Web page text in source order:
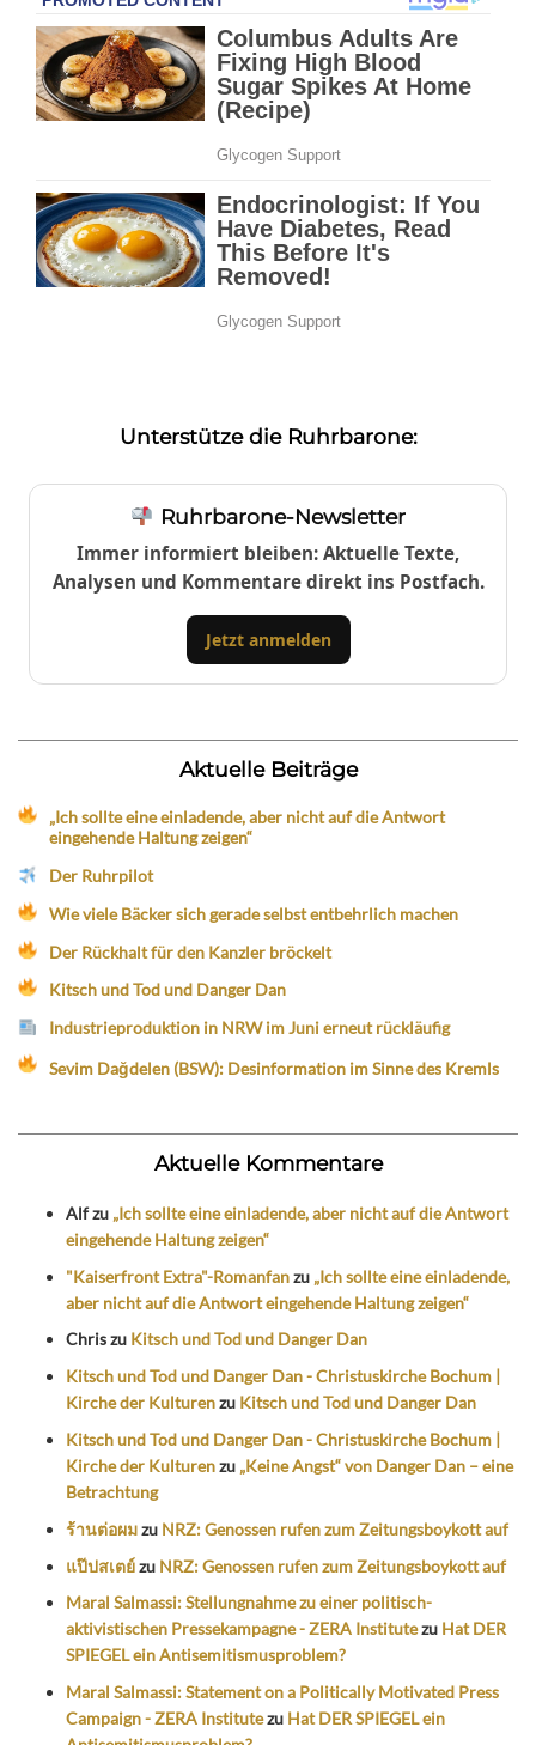
Unterstütze die Ruhrbarone:
Ruhrbarone-Newsletter
Immer informiert bleiben: Aktuelle Texte,
Analysen und Kommentare direkt ins Postfach.
Jetzt anmelden
Aktuelle Beiträge
„Ich sollte eine einladende, aber nicht auf die Antwort
eingehende Haltung zeigen“
Der Ruhrpilot
Wie viele Bäcker sich gerade selbst entbehrlich machen
Der Rückhalt für den Kanzler bröckelt
Kitsch und Tod und Danger Dan
Industrieproduktion in NRW im Juni erneut rückläufig
Sevim Dağdelen (BSW): Desinformation im Sinne des Kremls
Aktuelle Kommentare
Alfzu „Ich sollte eine einladende, aber nicht auf die Antwort
eingehende Haltung zeigen“
"Kaiserfront Extra"-Romanfanzu „Ich sollte eine einladende,
aber nicht auf die Antwort eingehende Haltung zeigen“
Chriszu Kitsch und Tod und Danger Dan
Kitsch und Tod und Danger Dan - Christuskirche Bochum |
Kirche der Kulturenzu Kitsch und Tod und Danger Dan
Kitsch und Tod und Danger Dan - Christuskirche Bochum |
Kirche der Kulturenzu „Keine Angst“ von Danger Dan – eine
Betrachtung
ร้านต่อผมzu NRZ: Genossen rufen zum Zeitungsboykott auf
แป๊ปสเตย์zu NRZ: Genossen rufen zum Zeitungsboykott auf
Maral Salmassi: Stellungnahme zu einer politisch-
aktivistischen Pressekampagne - ZERA Institutezu Hat DER
SPIEGEL ein Antisemitismusproblem?
Maral Salmassi: Statement on a Politically Motivated Press
Campaign - ZERA Institutezu Hat DER SPIEGEL ein